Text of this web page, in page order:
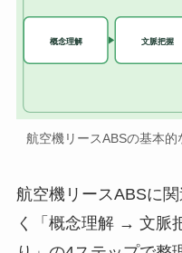
概念理解 文脈把握
航空機リースABSの基本
航空機リースABSに
く「概念理解 → 文